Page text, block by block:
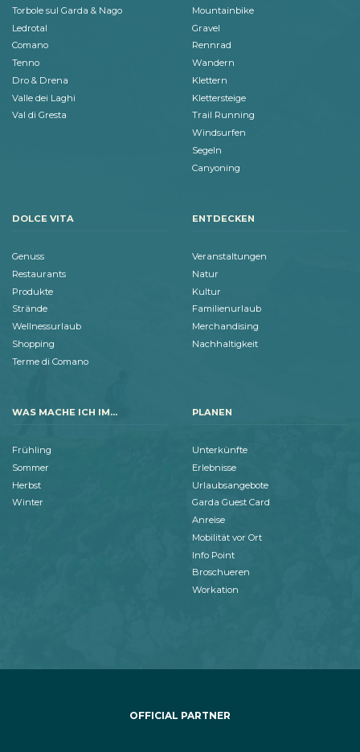
Torbole sul Garda & Nago
Ledrotal
Comano
Tenno
Dro & Drena
Valle dei Laghi
Val di Gresta
Mountainbike
Gravel
Rennrad
Wandern
Klettern
Klettersteige
Trail Running
Windsurfen
Segeln
Canyoning
DOLCE VITA
Genuss
Restaurants
Produkte
Strände
Wellnessurlaub
Shopping
Terme di Comano
ENTDECKEN
Veranstaltungen
Natur
Kultur
Familienurlaub
Merchandising
Nachhaltigkeit
WAS MACHE ICH IM...
Frühling
Sommer
Herbst
Winter
PLANEN
Unterkünfte
Erlebnisse
Urlaubsangebote
Garda Guest Card
Anreise
Mobilität vor Ort
Info Point
Broschueren
Workation
OFFICIAL PARTNER